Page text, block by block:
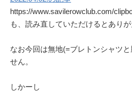
https://www.savilerowclub.com/
も、読み直していただけるとありが
なお今回は無地(=ブレトンシャツ
せん。
しかーし